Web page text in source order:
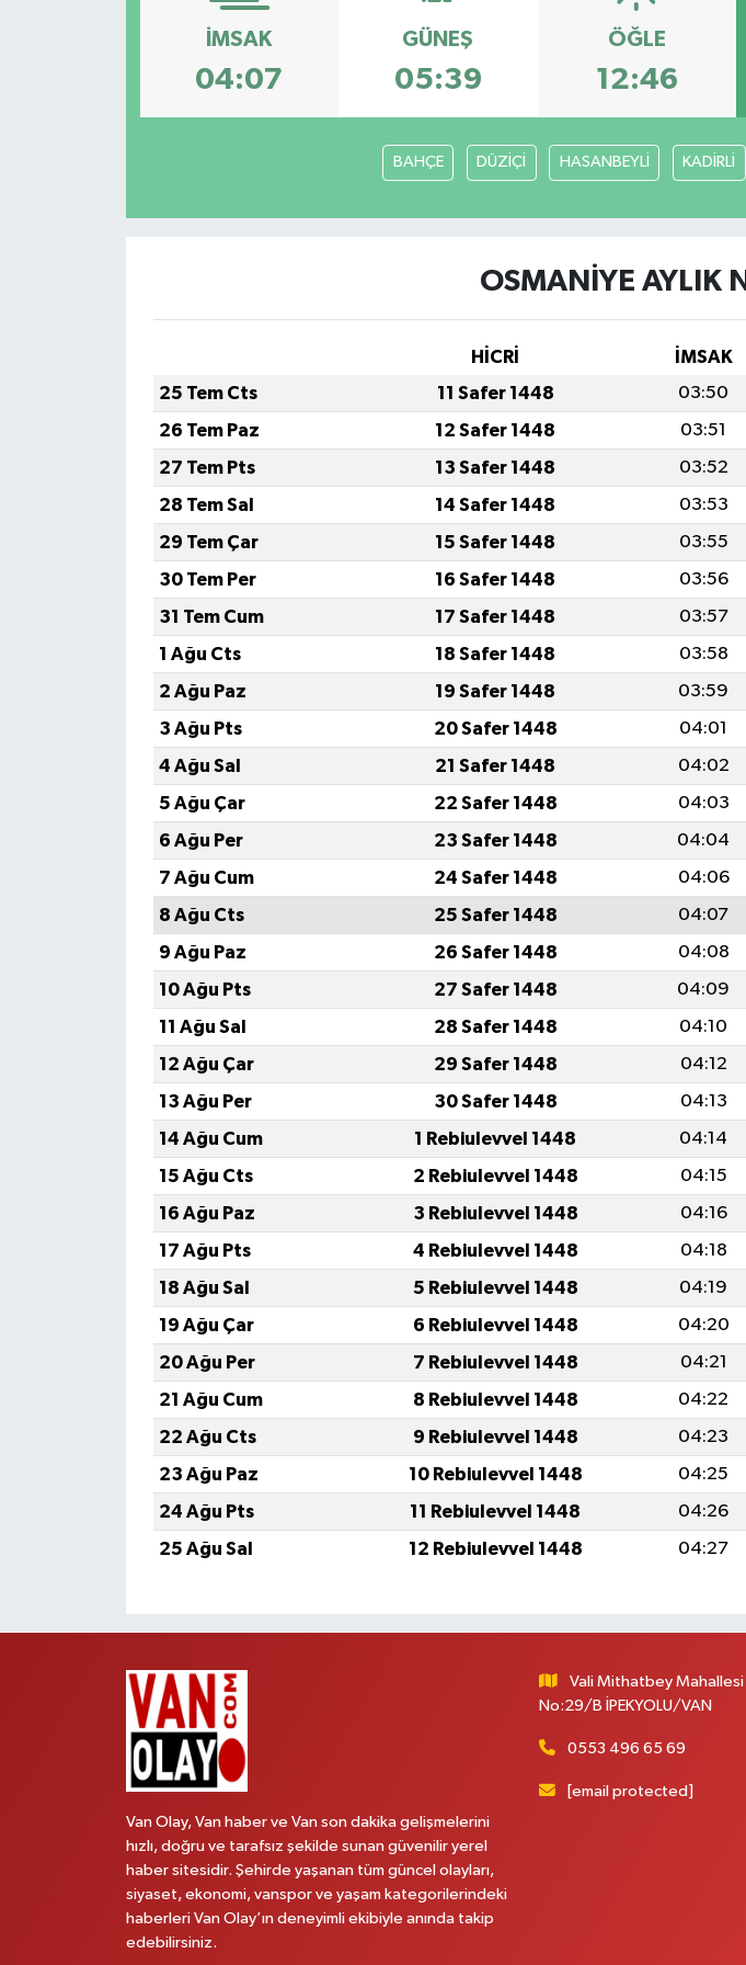
İMSAK
04:07
GÜNEŞ
05:39
ÖĞLE
12:46
BAHÇE DÜZİÇİ HASANBEYLİ KADİRLİ
OSMANİYE AYLIK
HİCRİ İMSAK
25 Tem Cts
11 Safer 1448 03:50
26 Tem Paz
12 Safer 1448 03:51
27 Tem Pts
13 Safer 1448 03:52
28 Tem Sal
14 Safer 1448 03:53
29 Tem Çar
15 Safer 1448 03:55
30 Tem Per
16 Safer 1448 03:56
31 Tem Cum
17 Safer 1448 03:57
1 Ağu Cts
18 Safer 1448 03:58
2 Ağu Paz
19 Safer 1448 03:59
3 Ağu Pts
20 Safer 1448 04:01
4 Ağu Sal
21 Safer 1448 04:02
5 Ağu Çar
22 Safer 1448 04:03
6 Ağu Per
23 Safer 1448 04:04
7 Ağu Cum
24 Safer 1448 04:06
8 Ağu Cts
25 Safer 1448 04:07
9 Ağu Paz
26 Safer 1448 04:08
10 Ağu Pts
27 Safer 1448 04:09
11 Ağu Sal
28 Safer 1448 04:10
12 Ağu Çar
29 Safer 1448 04:12
13 Ağu Per
30 Safer 1448 04:13
14 Ağu Cum
1 Rebiulevvel 1448 04:14
15 Ağu Cts
2 Rebiulevvel 1448 04:15
16 Ağu Paz
3 Rebiulevvel 1448 04:16
17 Ağu Pts
4 Rebiulevvel 1448 04:18
18 Ağu Sal
5 Rebiulevvel 1448 04:19
19 Ağu Çar
6 Rebiulevvel 1448 04:20
20 Ağu Per
7 Rebiulevvel 1448 04:21
21 Ağu Cum
8 Rebiulevvel 1448 04:22
22 Ağu Cts
9 Rebiulevvel 1448 04:23
23 Ağu Paz
10 Rebiulevvel 1448 04:25
24 Ağu Pts
11 Rebiulevvel 1448 04:26
25 Ağu Sal
12 Rebiulevvel 1448 04:27
Van Olay, Van haber ve Van son dakika gelişmelerini
hızlı, doğru ve tarafsız şekilde sunan güvenilir yerel
haber sitesidir. Şehirde yaşanan tüm güncel olayları,
siyaset, ekonomi, vanspor ve yaşam kategorilerindeki
haberleri Van Olay’ın deneyimli ekibiyle anında takip
edebilirsiniz.
Vali Mithatbey Mahallesi
No:29/B İPEKYOLU/VAN
0553 496 65 69
[email protected]